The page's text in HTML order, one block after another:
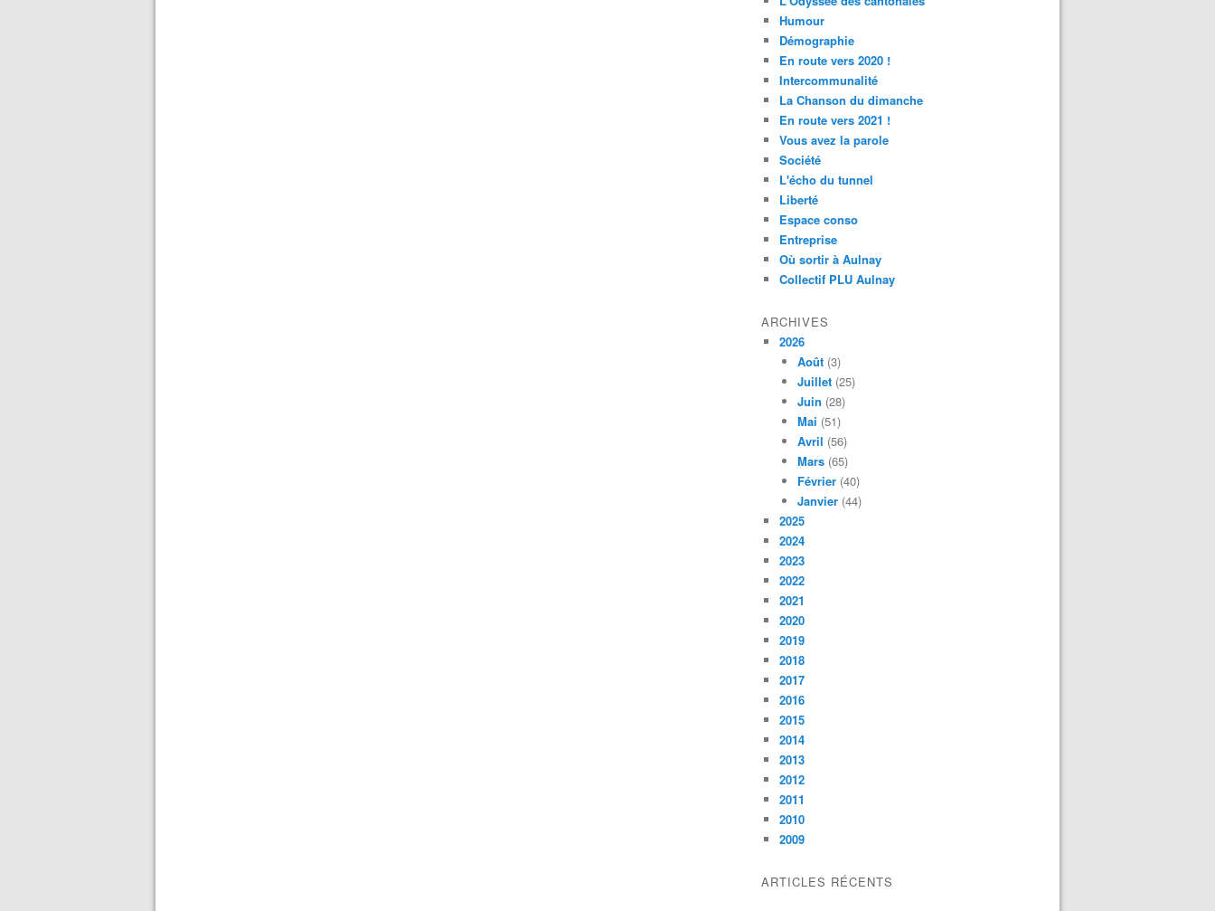
Humour
Démographie
En route vers 2020 !
Intercommunalité
La Chanson du dimanche
En route vers 2021 !
Vous avez la parole
Société
L'écho du tunnel
Liberté
Espace conso
Entreprise
Où sortir à Aulnay
Collectif PLU Aulnay
ARCHIVES
2026
Août (3)
Juillet (25)
Juin (28)
Mai (51)
Avril (56)
Mars (65)
Février (40)
Janvier (44)
2025
2024
2023
2022
2021
2020
2019
2018
2017
2016
2015
2014
2013
2012
2011
2010
2009
ARTICLES RÉCENTS